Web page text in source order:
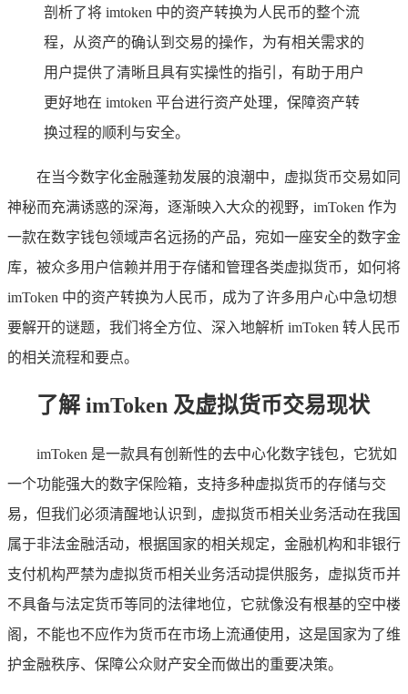
剖析了将 imtoken 中的资产转换为人民币的整个流
程，从资产的确认到交易的操作，为有相关需求的
用户提供了清晰且具有实操性的指引，有助于用户
更好地在 imtoken 平台进行资产处理，保障资产转
换过程的顺利与安全。
在当今数字化金融蓬勃发展的浪潮中，虚拟货币交易如同
神秘而充满诱惑的深海，逐渐映入大众的视野，imToken 作为
一款在数字钱包领域声名远扬的产品，宛如一座安全的数字金
库，被众多用户信赖并用于存储和管理各类虚拟货币，如何将
imToken 中的资产转换为人民币，成为了许多用户心中急切想
要解开的谜题，我们将全方位、深入地解析 imToken 转人民币
的相关流程和要点。
了解 imToken 及虚拟货币交易现状
imToken 是一款具有创新性的去中心化数字钱包，它犹如
一个功能强大的数字保险箱，支持多种虚拟货币的存储与交
易，但我们必须清醒地认识到，虚拟货币相关业务活动在我国
属于非法金融活动，根据国家的相关规定，金融机构和非银行
支付机构严禁为虚拟货币相关业务活动提供服务，虚拟货币并
不具备与法定货币等同的法律地位，它就像没有根基的空中楼
阁，不能也不应作为货币在市场上流通使用，这是国家为了维
护金融秩序、保障公众财产安全而做出的重要决策。